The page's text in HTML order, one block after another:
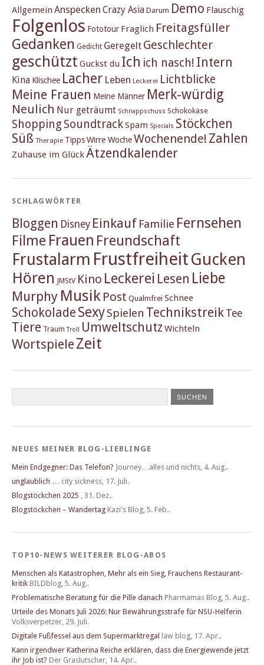
Allgemein Anspecken Crazy Asia Darum Demo Flauschig
Folgenlos Fototour Fraglich Freitagsfüller
Gedanken Gedicht Geregelt Geschlechter
geschützt Guckst du Ich ich nasch! Intern
Kina Klischee Lacher Leben Leckerei Lichtblicke
Meine Frauen Meine Männer Merk-würdig
Neulich Nur geträumt Schnappschuss Schokokäse
Shopping SoundtrackSpam Specials Stöckchen
Süß Therapie TippsWirre WocheWochenende! Zahlen
Zuhause im Glück Ätzendkalender
SCHLAGWÖRTER
Bloggen Disney Einkauf Familie Fernsehen
Filme Frauen Freundschaft
Frustalarm FrustfreiheitGucken
Hören JMStV Kino Leckerei Lesen Liebe
Murphy Musik Post Qualmfrei Schnee
Schokolade SexySpielen Technikstreik Tee
Tiere Traum Troll Umweltschutz Wichteln
Wortspiele Zeit
NEUES MEINER BLOG-LIEBLINGE
Mein Endgegner: Das Telefon? Journey…alles und nichts 4. Aug..
unglaublich …
city sickness 17. Juli.
Blogstöckchen 2025
31. Dez..
Blogstöckchen – Wandertag Kazi's Blog 5. Feb..
TOP10-NEWS WEITERER BLOG-ABOS
Menschen als Katastrophen, Mehr als ein Sieg, Frau­chens Restau­rant­
kritik BILDblog 5. Aug..
Problematische Beratung für die Pille danach Pharmamas Blog 5. Aug..
Urteile des Monats Juli 2026: Nur Bewährungsstrafe für NSU-Helferin
Volksverpetzer 29. Juli.
Digitale Fußfessel aus dem Supermarktregal
law blog 17. Apr..
Kann irgendwer Katherina Reiche erklären, dass die Energiewende jetzt
ihr Job ist? Der Graslutscher 14. Apr..